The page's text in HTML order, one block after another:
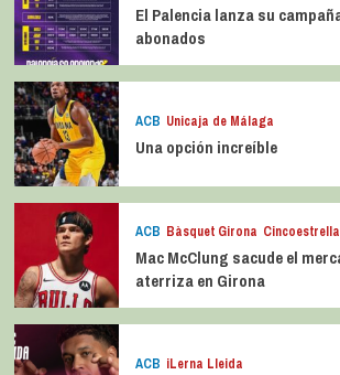
El Palencia lanza su
abonados
ACB Unicaja de Málaga
Una opción increíble
ACB Bàsquet Girona
Mac McClung sacude el
aterriza en Girona
ACB iLerna Lleida